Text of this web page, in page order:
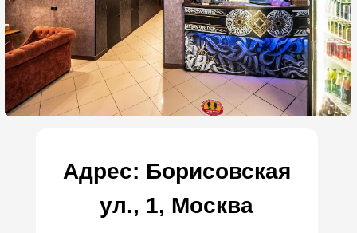
💨 Кальян и напитки высокого
уровня
Кальяны готовят
профессионально, а широкий
выбор табаков дополняет
впечатления гостей. Также есть
коктейльная и чайная карта,
🍹 Уютная и стильная атмосфера
ВИП‑зоны с приставкой
В ВИП‑комнатах предусмотрены
телевизоры и игровые